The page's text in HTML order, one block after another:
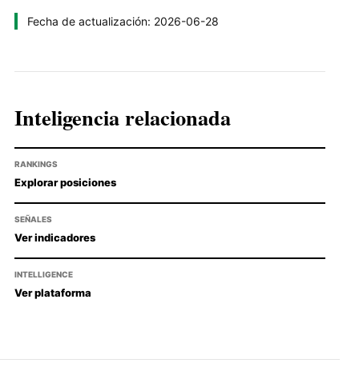
Fecha de actualización: 2026-06-28
Inteligencia relacionada
RANKINGS
Explorar posiciones
SEÑALES
Ver indicadores
INTELLIGENCE
Ver plataforma